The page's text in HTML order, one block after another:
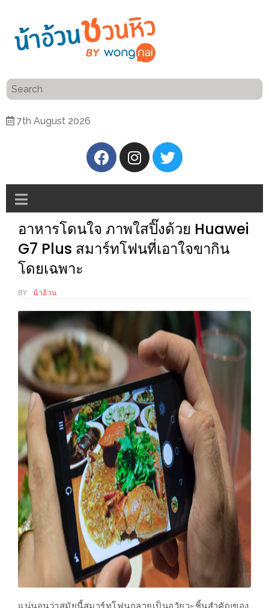
7th August 2026
แนะนำ
ติดต่อ
น้า
นโยบาย
ความ
เป็น
ส่วน
ตัว
ศิริ
ปัน
นาฯ
เชียงใหม่
เดิน
เล่น
กัน
มั้ย
ใน
ฐานะ
อะไร
ก็ได้
งาน
เดียว
ที่
ครบ
ครั้ง
ช้อป
อาหารโดนใจ ภาพใสปิ๊งด้วย Huawei
G7 Plus สมาร์ทโฟนที่เอาใจขากิน
โดยเฉพาะ
BY น้าอ้วน